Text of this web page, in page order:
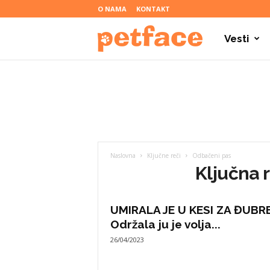
O NAMA KONTAKT
f
a
Vesti
Naslovna Ključne reči Odbačeni pas
Ključna
UMIRALA JE U KESI ZA
Održala ju je volja...
26/04/2023